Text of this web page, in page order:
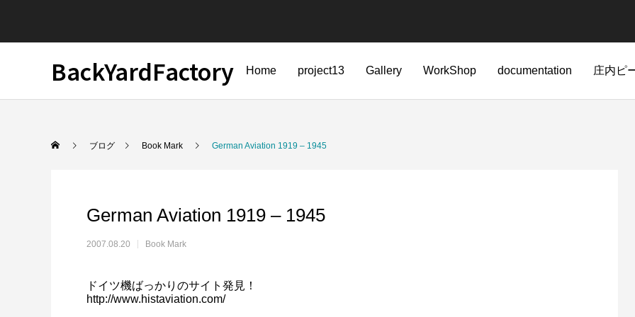
BackYardFactory Home project13 Gallery WorkShop documentation 庄内ピ
ブログ Book Mark German Aviation 1919 – 1945
German Aviation 1919 – 1945
2007.08.20 Book Mark
ドイツ機ばっかりのサイト発見！
http://www.histaviation.com/